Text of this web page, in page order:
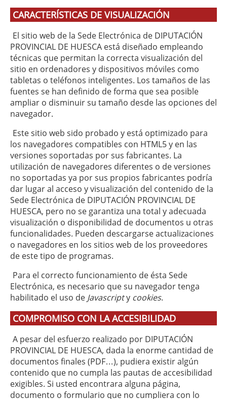
CARACTERÍSTICAS DE VISUALIZACIÓN
El sitio web de la Sede Electrónica de DIPUTACIÓN
PROVINCIAL DE HUESCA está diseñado empleando
técnicas que permitan la correcta visualización del
sitio en ordenadores y dispositivos móviles como
tabletas o teléfonos inteligentes. Los tamaños de las
fuentes se han definido de forma que sea posible
ampliar o disminuir su tamaño desde las opciones del
navegador.
Este sitio web sido probado y está optimizado para
los navegadores compatibles con HTML5 y en las
versiones soportadas por sus fabricantes. La
utilización de navegadores diferentes o de versiones
no soportadas ya por sus propios fabricantes podría
dar lugar al acceso y visualización del contenido de la
Sede Electrónica de DIPUTACIÓN PROVINCIAL DE
HUESCA, pero no se garantiza una total y adecuada
visualización o disponibilidad de documentos u otras
funcionalidades. Pueden descargarse actualizaciones
o navegadores en los sitios web de los proveedores
de este tipo de programas.
Para el correcto funcionamiento de ésta Sede
Electrónica, es necesario que su navegador tenga
habilitado el uso de Javascripty cookies.
COMPROMISO CON LA ACCESIBILIDAD
A pesar del esfuerzo realizado por DIPUTACIÓN
PROVINCIAL DE HUESCA, dada la enorme cantidad de
documentos finales (PDF…), pudiera existir algún
contenido que no cumpla las pautas de accesibilidad
exigibles. Si usted encontrara alguna página,
documento o formulario que no cumpliera con lo